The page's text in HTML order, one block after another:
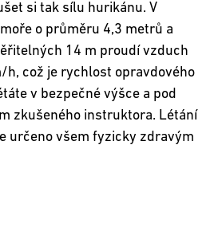
si tak sílu hurikánu. V
o průměru 4,3 metrů a
14 m proudí vzduch
což je rychlost opravdového
v bezpečné výšce a pod
zkušeného instruktora. Létání
určeno všem fyzicky zdravým